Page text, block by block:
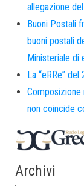
allegazione
Buoni Postali
buoni postali
Ministeriale di
La “eRRe”
Composizione
non coincide
Archivi